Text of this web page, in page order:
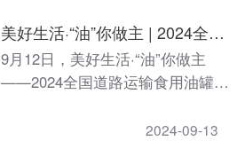
美好生活·“油”你做主 | 2024全国
道路运输食用油罐式车辆技术峰
会圆满举行！
9月12日，美好生活·“油”你做主
——2024全国道路运输食用油罐式
用油运输专用罐车发布会在安徽芜
2024-09-13